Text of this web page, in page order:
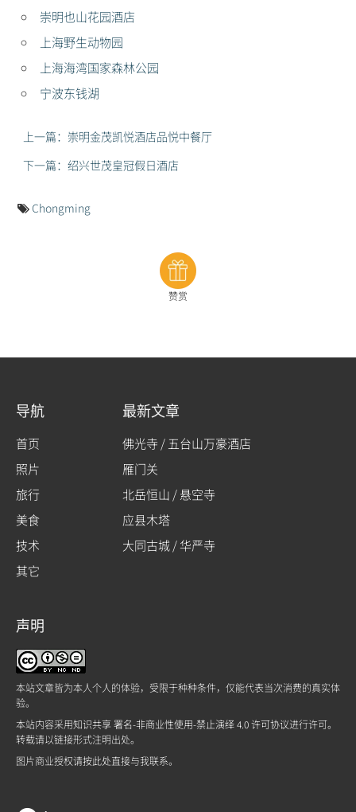
崇明也山花园酒店
上海野生动物园
上海海湾国家森林公园
宁波东钱湖
上一篇：崇明金茂凯悦酒店品悦中餐厅
下一篇：绍兴世茂皇冠假日酒店
Chongming
赞赏
导航
首页
照片
旅行
美食
技术
其它
最新文章
佛光寺 / 五台山万豪酒店
雁门关
北岳恒山 / 悬空寺
应县木塔
大同古城 / 华严寺
声明
本站文章皆为本人个人的体验，受限于种种条件，仅能代表当次消费的真实体
验。
本站内容采用知识共享 署名-非商业性使用-禁止演绎 4.0 许可协议进行许可。
转载请以链接形式注明出处。
图片商业授权请按此处直接与我联系。